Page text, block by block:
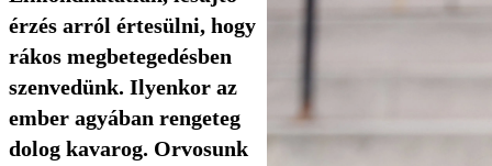
érzés arról értesülni, hogy
rákos megbetegedésben
szenvedünk. Ilyenkor az
ember agyában rengeteg
dolog kavarog. Orvosunk